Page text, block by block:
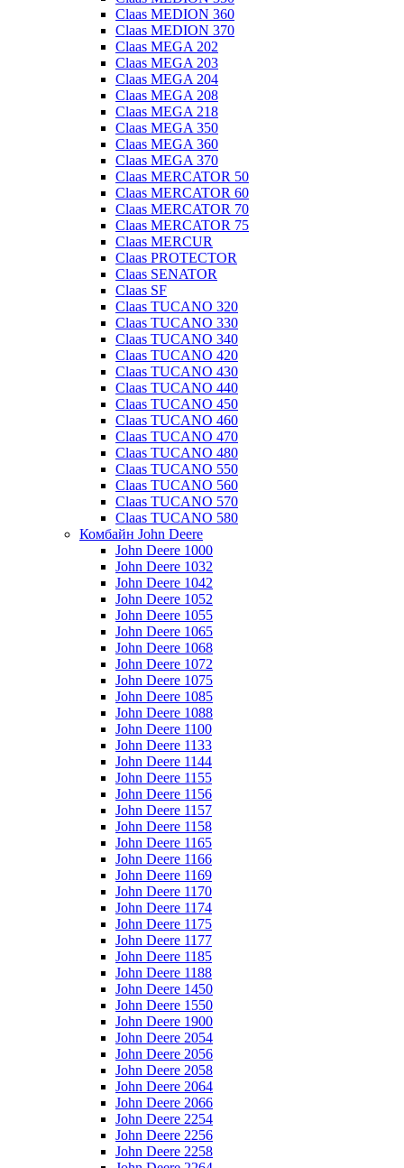
Claas MEDION 360
Claas MEDION 370
Claas MEGA 202
Claas MEGA 203
Claas MEGA 204
Claas MEGA 208
Claas MEGA 218
Claas MEGA 350
Claas MEGA 360
Claas MEGA 370
Claas MERCATOR 50
Claas MERCATOR 60
Claas MERCATOR 70
Claas MERCATOR 75
Claas MERCUR
Claas PROTECTOR
Claas SENATOR
Claas SF
Claas TUCANO 320
Claas TUCANO 330
Claas TUCANO 340
Claas TUCANO 420
Claas TUCANO 430
Claas TUCANO 440
Claas TUCANO 450
Claas TUCANO 460
Claas TUCANO 470
Claas TUCANO 480
Claas TUCANO 550
Claas TUCANO 560
Claas TUCANO 570
Claas TUCANO 580
Комбайн John Deere
John Deere 1000
John Deere 1032
John Deere 1042
John Deere 1052
John Deere 1055
John Deere 1065
John Deere 1068
John Deere 1072
John Deere 1075
John Deere 1085
John Deere 1088
John Deere 1100
John Deere 1133
John Deere 1144
John Deere 1155
John Deere 1156
John Deere 1157
John Deere 1158
John Deere 1165
John Deere 1166
John Deere 1169
John Deere 1170
John Deere 1174
John Deere 1175
John Deere 1177
John Deere 1185
John Deere 1188
John Deere 1450
John Deere 1550
John Deere 1900
John Deere 2054
John Deere 2056
John Deere 2058
John Deere 2064
John Deere 2066
John Deere 2254
John Deere 2256
John Deere 2258